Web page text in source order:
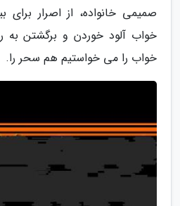
صمیمی خانواده، از اصرار برای
خواب آلود خوردن و برگشتن به
خواب را می خواستیم هم سحر را.